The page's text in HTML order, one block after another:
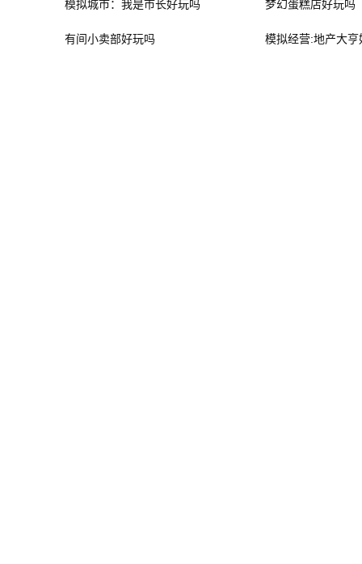
模拟城市：我是市长好玩吗 梦幻蛋糕店好玩吗
有间小卖部好玩吗 模拟经营:地产大亨